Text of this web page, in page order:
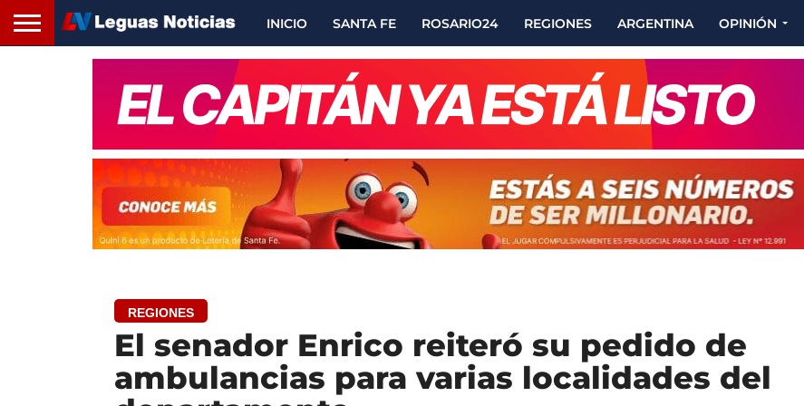
INICIO SANTA FE ROSARIO24 REGIONES ARGENTINA OPINIÓN
REGIONES
El senador Enrico reiteró su pedido de
ambulancias para varias localidades del